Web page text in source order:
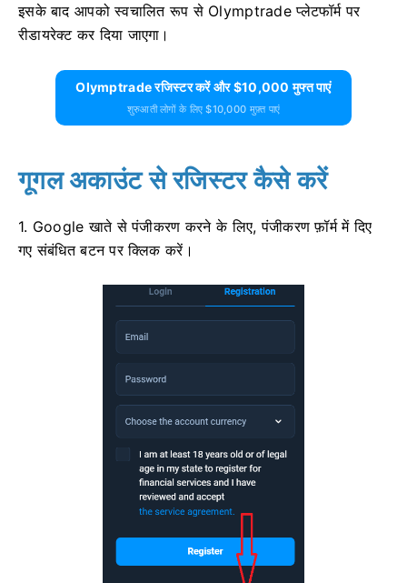
इसके बाद आपको स्वचालित रूप से Olymptrade प्लेटफॉर्म पर
रीडायरेक्ट कर दिया जाएगा।
Olymptrade रजिस्टर करें और $10,000 मुफ्त पाएं
शुरुआती लोगों के लिए $10,000 मुफ़्त पाएं
गूगल अकाउंट से रजिस्टर कैसे करें
1. Google खाते से पंजीकरण करने के लिए, पंजीकरण फ़ॉर्म में दिए
गए संबंधित बटन पर क्लिक करें।